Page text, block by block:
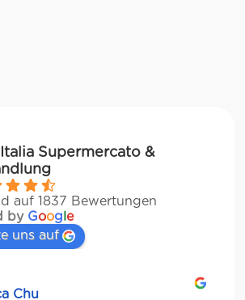
Supermercato &
auf 1837 Bewertungen
by Google
uns auf
Chu